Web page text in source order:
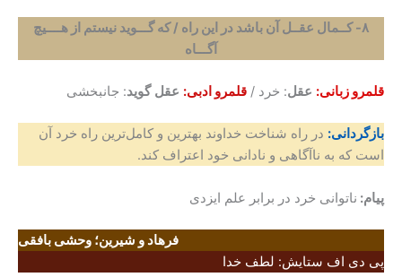
۸- کــمال عقــل آن باشد در این راه / که گـــوید نیستم از هــــیچ
آگـــاه
قلمرو زبانی: عقل: خرد / قلمرو ادبی: عقل گوید: جانبخشی
بازگردانی: در راه شناخت خداوند بهترین و کامل‌ترین راه خرد آن
است که به ناآگاهی و نادانی خود اعتراف کند.
پیام: ناتوانی خرد در برابر علم ایزدی
فرهاد و شیرین؛ وحشی بافقی
پی دی اف ستایش: لطف خدا